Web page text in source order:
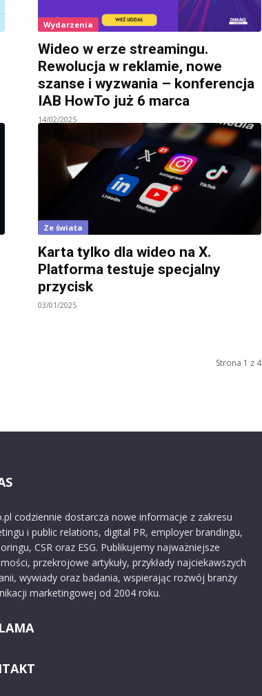
Wydarzenia
Wideo w erze streamingu.
Rewolucja w reklamie, nowe
szanse i wyzwania – konferencja
IAB HowTo już 6 marca
14/02/2025
Ze świata
Karta tylko dla wideo na X.
Platforma testuje specjalny
przycisk
03/01/2025
Strona 1 z 4
codziennie dostarcza nowe informacje z zakresu
i public relations, digital PR, employer brandingu,
CSR oraz ESG. Publikujemy najważniejsze
przekrojowe artykuły, przykłady najciekawszych
wywiady oraz badania, wspierając rozwój branży
marketingowej od 2004 roku.